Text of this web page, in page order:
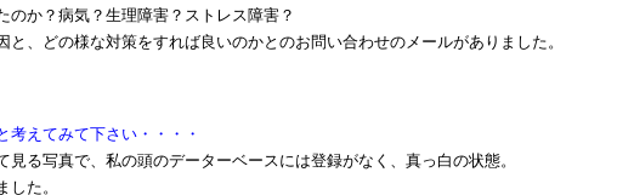
のか？病気？生理障害？ストレス障害？
と、どの様な対策をすれば良いのかとのお問い合わせのメールがありました。
考えてみて下さい・・・・
見る写真で、私の頭のデーターベースには登録がなく、真っ白の状態。
した。